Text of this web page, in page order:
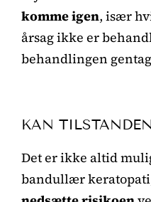
komme igen, især
årsag ikke er
behandlingen
KAN
Det er ikke altid
bandullær